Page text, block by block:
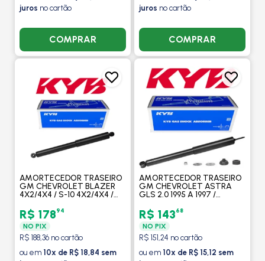
juros no cartão
COMPRAR
juros no cartão
COMPRAR
AMORTECEDOR TRASEIRO
GM CHEVROLET BLAZER
4X2/4X4 / S-10 4X2/4X4 /
MODELOS - KAYABA
R$ 17894
NO PIX
R$ 188,36 no cartão
ou em 10x de R$ 18,84 sem
AMORTECEDOR TRASEIRO
GM CHEVROLET ASTRA
GLS 2.0 1995 A 1997 /
MONZA TODOS MODELOS
1983 A 1996 - KAYABA
R$ 14368
NO PIX
R$ 151,24 no cartão
ou em 10x de R$ 15,12 sem